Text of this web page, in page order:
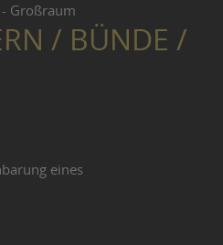
Großraum
/ BÜNDE /
eines